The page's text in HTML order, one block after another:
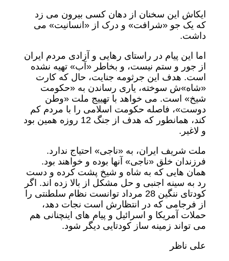
ایکاش این سخنان از دهان کسی بیرون می زد
که یک جو «شرافت» و درک از «انسانیت» می
داشت.
اما این پیام در راستای رهایی و آزادی مردم ایران
از جور و ستم نیست، و بخاطر «آب» تهیه نشده
است. هدف این جرثومه جنایت، حال که کارت
«شاه»ش سوخته، یاری رساندن به «حکومت
شیخ» است. می خواهد با تهییج ملت «وطن
دوست»، فاصله حکومت اسلامی را با مردم کم
کند، همانطور که هدف از جنگ 12 روزه همین بود
و لاغیر.
ملت شریف ایران، به «ناجی» احتیاج ندارد.
فرزندان خلق «ناجی» آنها بوده و خواهند بود.
همان هایی که به شاه و شیخ پشت کرده و دست
رد به سینه اجنبی و حل مشکل از بالا زده اند. اگر
کودتای ننگین 28 مرداد توانست نظام سلطنتی را
از فرجامی که در انتظارش است نجات دهد،
حملات آمریکا و اسرائیل و پیام های اینچنانی هم
می تواند زمینه ساز کودتایی دیگر شود.
علی ناظر